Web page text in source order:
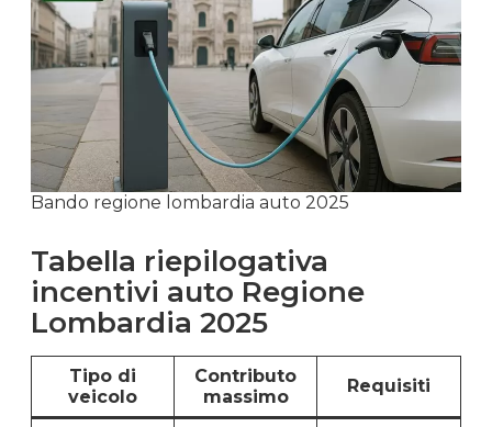
Bando regione lombardia auto 2025
Tabella riepilogativa
incentivi auto Regione
Lombardia 2025
Tipo di
veicolo
Contributo
massimo
Requisiti